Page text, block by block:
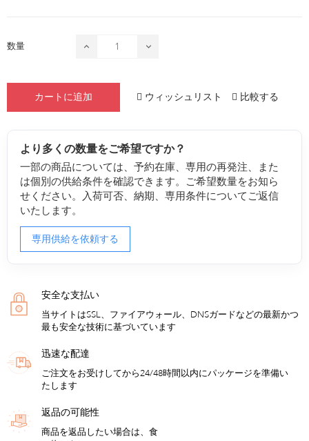
数量
カートに追加 ウィッシュリスト 比較する
より多くの数量をご希望ですか？
一部の商品については、予約在庫、専用の再発注、また
は個別の供給条件を確認できます。ご希望数量をお知ら
せください。入荷可否、納期、専用条件についてご返信
いたします。
専用供給を依頼する
安全な支払い
当サイトはSSL、ファイアウォール、DNSガードなどの最新かつ
最も安全な技術に基づいています
迅速な配達
ご注文をお受けしてから24/48時間以内にパッケージを準備い
たします
返品の可能性
商品を返品したい場合は、食